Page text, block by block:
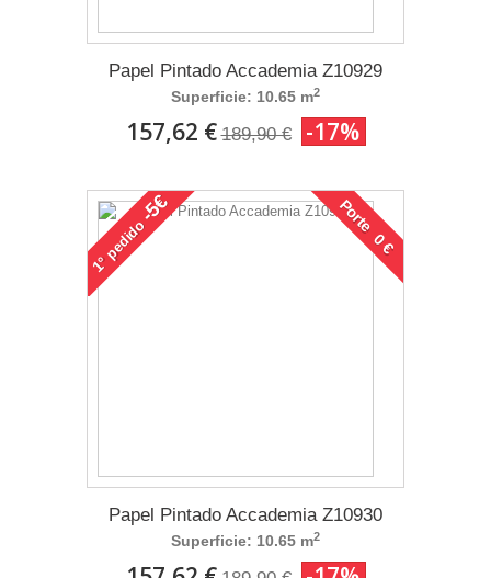
Papel Pintado Accademia Z10929
Superficie: 10.65 m2
157,62 € 189,90 € -17%
1°
pedido
-5€ Porte 0 €
Papel Pintado Accademia Z10930
Superficie: 10.65 m2